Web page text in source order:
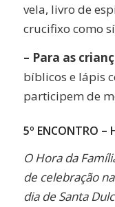
vela, livro de
crucifixo como
– Para as
bíblicos e lápis
participem de
5º ENCONTRO –
O Hora da
de celebração
dia de Santa